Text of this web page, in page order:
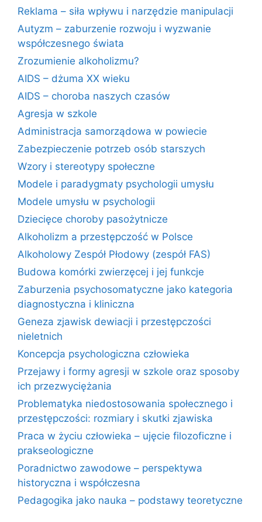
Reklama – siła wpływu i narzędzie manipulacji
Autyzm – zaburzenie rozwoju i wyzwanie
współczesnego świata
Zrozumienie alkoholizmu?
AIDS – dżuma XX wieku
AIDS – choroba naszych czasów
Agresja w szkole
Administracja samorządowa w powiecie
Zabezpieczenie potrzeb osób starszych
Wzory i stereotypy społeczne
Modele i paradygmaty psychologii umysłu
Modele umysłu w psychologii
Dziecięce choroby pasożytnicze
Alkoholizm a przestępczość w Polsce
Alkoholowy Zespół Płodowy (zespół FAS)
Budowa komórki zwierzęcej i jej funkcje
Zaburzenia psychosomatyczne jako kategoria
diagnostyczna i kliniczna
Geneza zjawisk dewiacji i przestępczości
nieletnich
Koncepcja psychologiczna człowieka
Przejawy i formy agresji w szkole oraz sposoby
ich przezwyciężania
Problematyka niedostosowania społecznego i
przestępczości: rozmiary i skutki zjawiska
Praca w życiu człowieka – ujęcie filozoficzne i
prakseologiczne
Poradnictwo zawodowe – perspektywa
historyczna i współczesna
Pedagogika jako nauka – podstawy teoretyczne